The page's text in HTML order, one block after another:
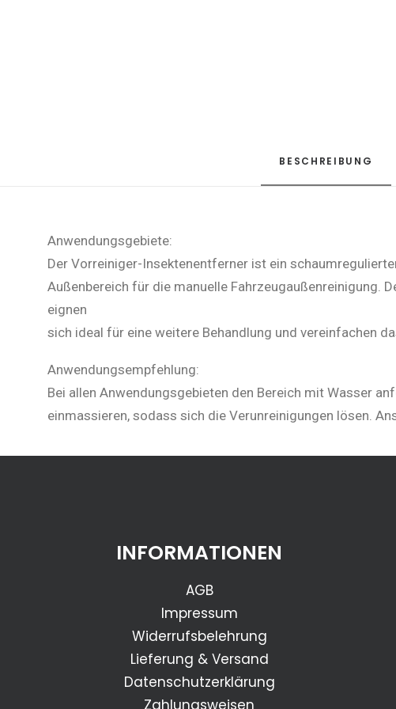
BESCHREIBUNG
Anwendungsgebiete:
Der Vorreiniger-Insektenentferner ist ein
Außenbereich für die manuelle Fahrzeugaußenreinigung.
eignen
sich ideal für eine weitere Behandlung und vereinfachen
Anwendungsempfehlung:
Bei allen Anwendungsgebieten den Bereich mit Wasser
einmassieren, sodass sich die Verunreinigungen lösen.
INFORMATIONEN
AGB
Impressum
Widerrufsbelehrung
Lieferung & Versand
Datenschutzerklärung
Zahlungsweisen